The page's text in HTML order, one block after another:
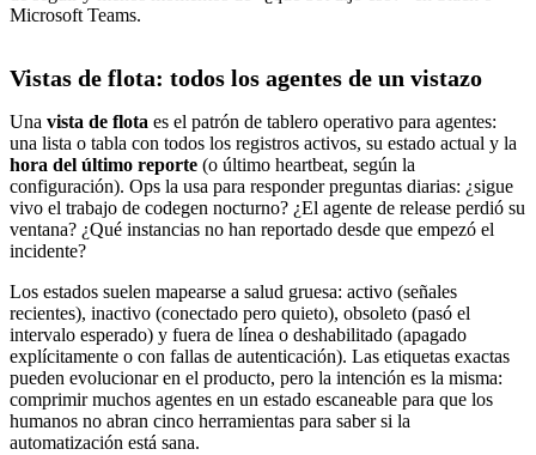
Microsoft Teams.
Vistas de flota: todos los agentes de un vistazo
Una vista de flota es el patrón de tablero operativo para agentes:
una lista o tabla con todos los registros activos, su estado actual y la
hora del último reporte (o último heartbeat, según la
configuración). Ops la usa para responder preguntas diarias: ¿sigue
vivo el trabajo de codegen nocturno? ¿El agente de release perdió su
ventana? ¿Qué instancias no han reportado desde que empezó el
incidente?
Los estados suelen mapearse a salud gruesa: activo (señales
recientes), inactivo (conectado pero quieto), obsoleto (pasó el
intervalo esperado) y fuera de línea o deshabilitado (apagado
explícitamente o con fallas de autenticación). Las etiquetas exactas
pueden evolucionar en el producto, pero la intención es la misma:
comprimir muchos agentes en un estado escaneable para que los
humanos no abran cinco herramientas para saber si la
automatización está sana.